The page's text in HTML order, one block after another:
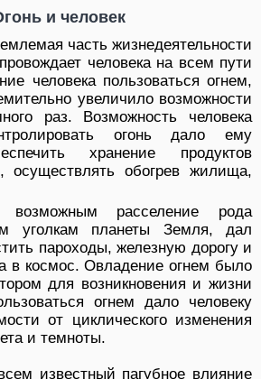
и человек
часть жизнедеятельности
человека на всем пути
человека пользоваться огнем,
увеличило возможности
раз. Возможность человека
огонь дало ему
хранение продуктов
осуществлять обогрев жилища,
возможным расселение рода
уголкам планеты Земля, дал
пароходы, железную дорогу и
в космос. Овладение огнем было
для возникновения и жизни
огнем дало человеку
от циклического изменения
и темноты.
известный пагубное влияние